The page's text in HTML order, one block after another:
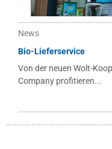
News
Bio-Lieferservice
Von der neuen Wolt-
Company profitieren...